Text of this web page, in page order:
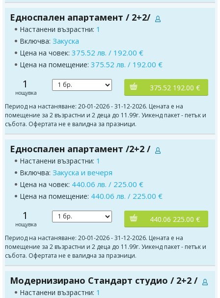
Едноспален апартамент / 2+2/
Настанени възрастни: 1
Включва: Закуска
Цена на човек: 375.52 лв. / 192.00 €
Цена на помещение: 375.52 лв. / 192.00 €
1
нощувка
375.52 192.00 €
Период на настаняване: 20-01-2026 - 31-12-2026. Цената е на
помещение за 2 възрастни и 2 деца до 11.99г. Уикенд пакет - петък и
събота. Офертата не е валидна за празници.
Едноспален апартамент /2+2 /
Настанени възрастни: 1
Включва: Закуска и вечеря
Цена на човек: 440.06 лв. / 225.00 €
Цена на помещение: 440.06 лв. / 225.00 €
1
нощувка
440.06 225.00 €
Период на настаняване: 20-01-2026 - 31-12-2026. Цената е на
помещение за 2 възрастни и 2 деца до 11.99г. Уикенд пакет - петък и
събота. Офертата не е валидна за празници.
Модернизирано Стандарт студио / 2+2 /
Настанени възрастни: 1